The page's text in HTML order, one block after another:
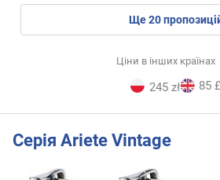
ще20
Ціни в інших країнах
245 zł 85
Серія Ariete Vintage